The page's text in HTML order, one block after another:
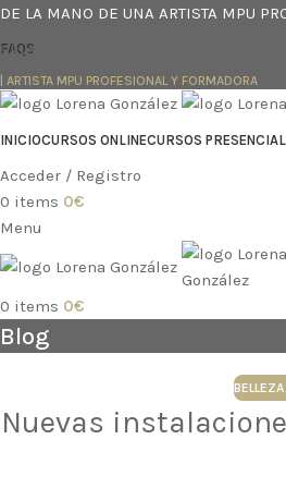
Skip to navigation
Skip to main content
DE LA MANO DE UNA ARTISTA MPU
FAQS
| ARTISTA MPU PROFESIONAL Y FORMADORA
INICIOCURSOS ONLINECURSOS
Acceder / Registro
0 items 0€
Menu
0 items 0€
Blog
Nuevas